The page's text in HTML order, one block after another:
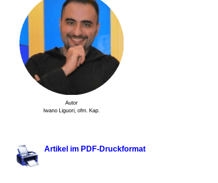
Autor
Iwano Liguori, ofm. Kap.
Artikel im PDF-Druckformat